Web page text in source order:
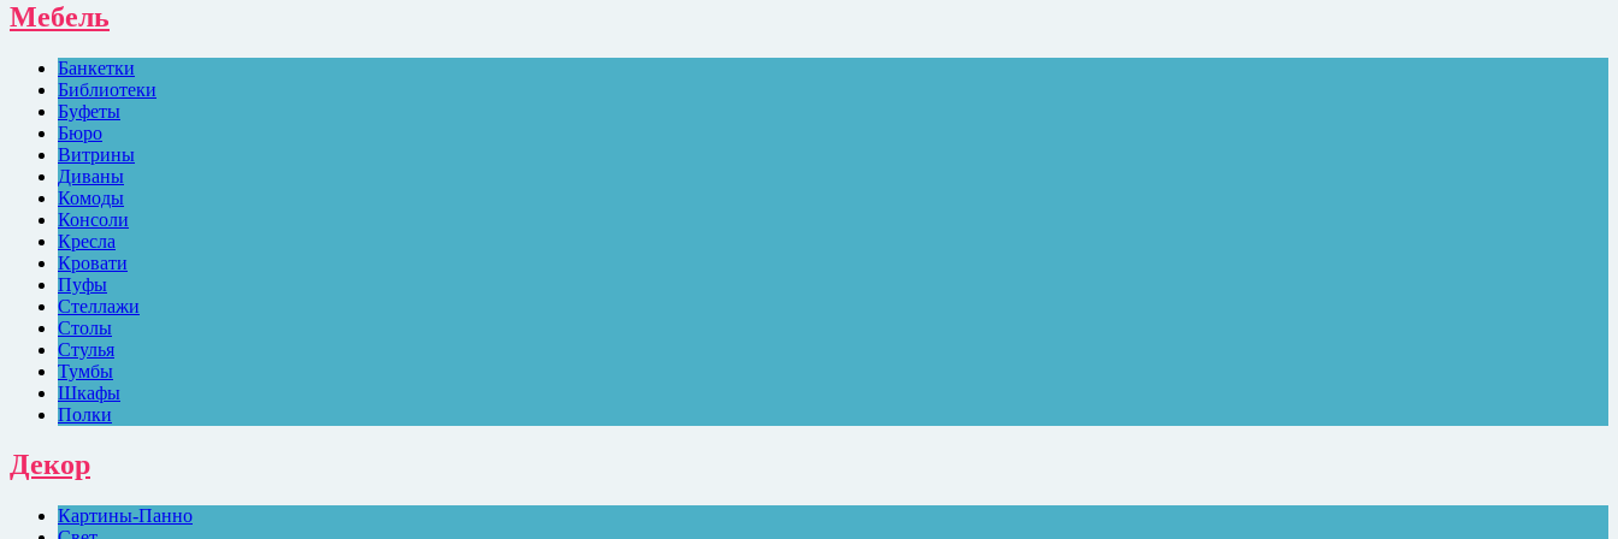
Мебель
Банкетки
Библиотеки
Буфеты
Бюро
Витрины
Диваны
Комоды
Консоли
Кресла
Кровати
Пуфы
Стеллажи
Столы
Стулья
Тумбы
Шкафы
Полки
Декор
Картины-Панно